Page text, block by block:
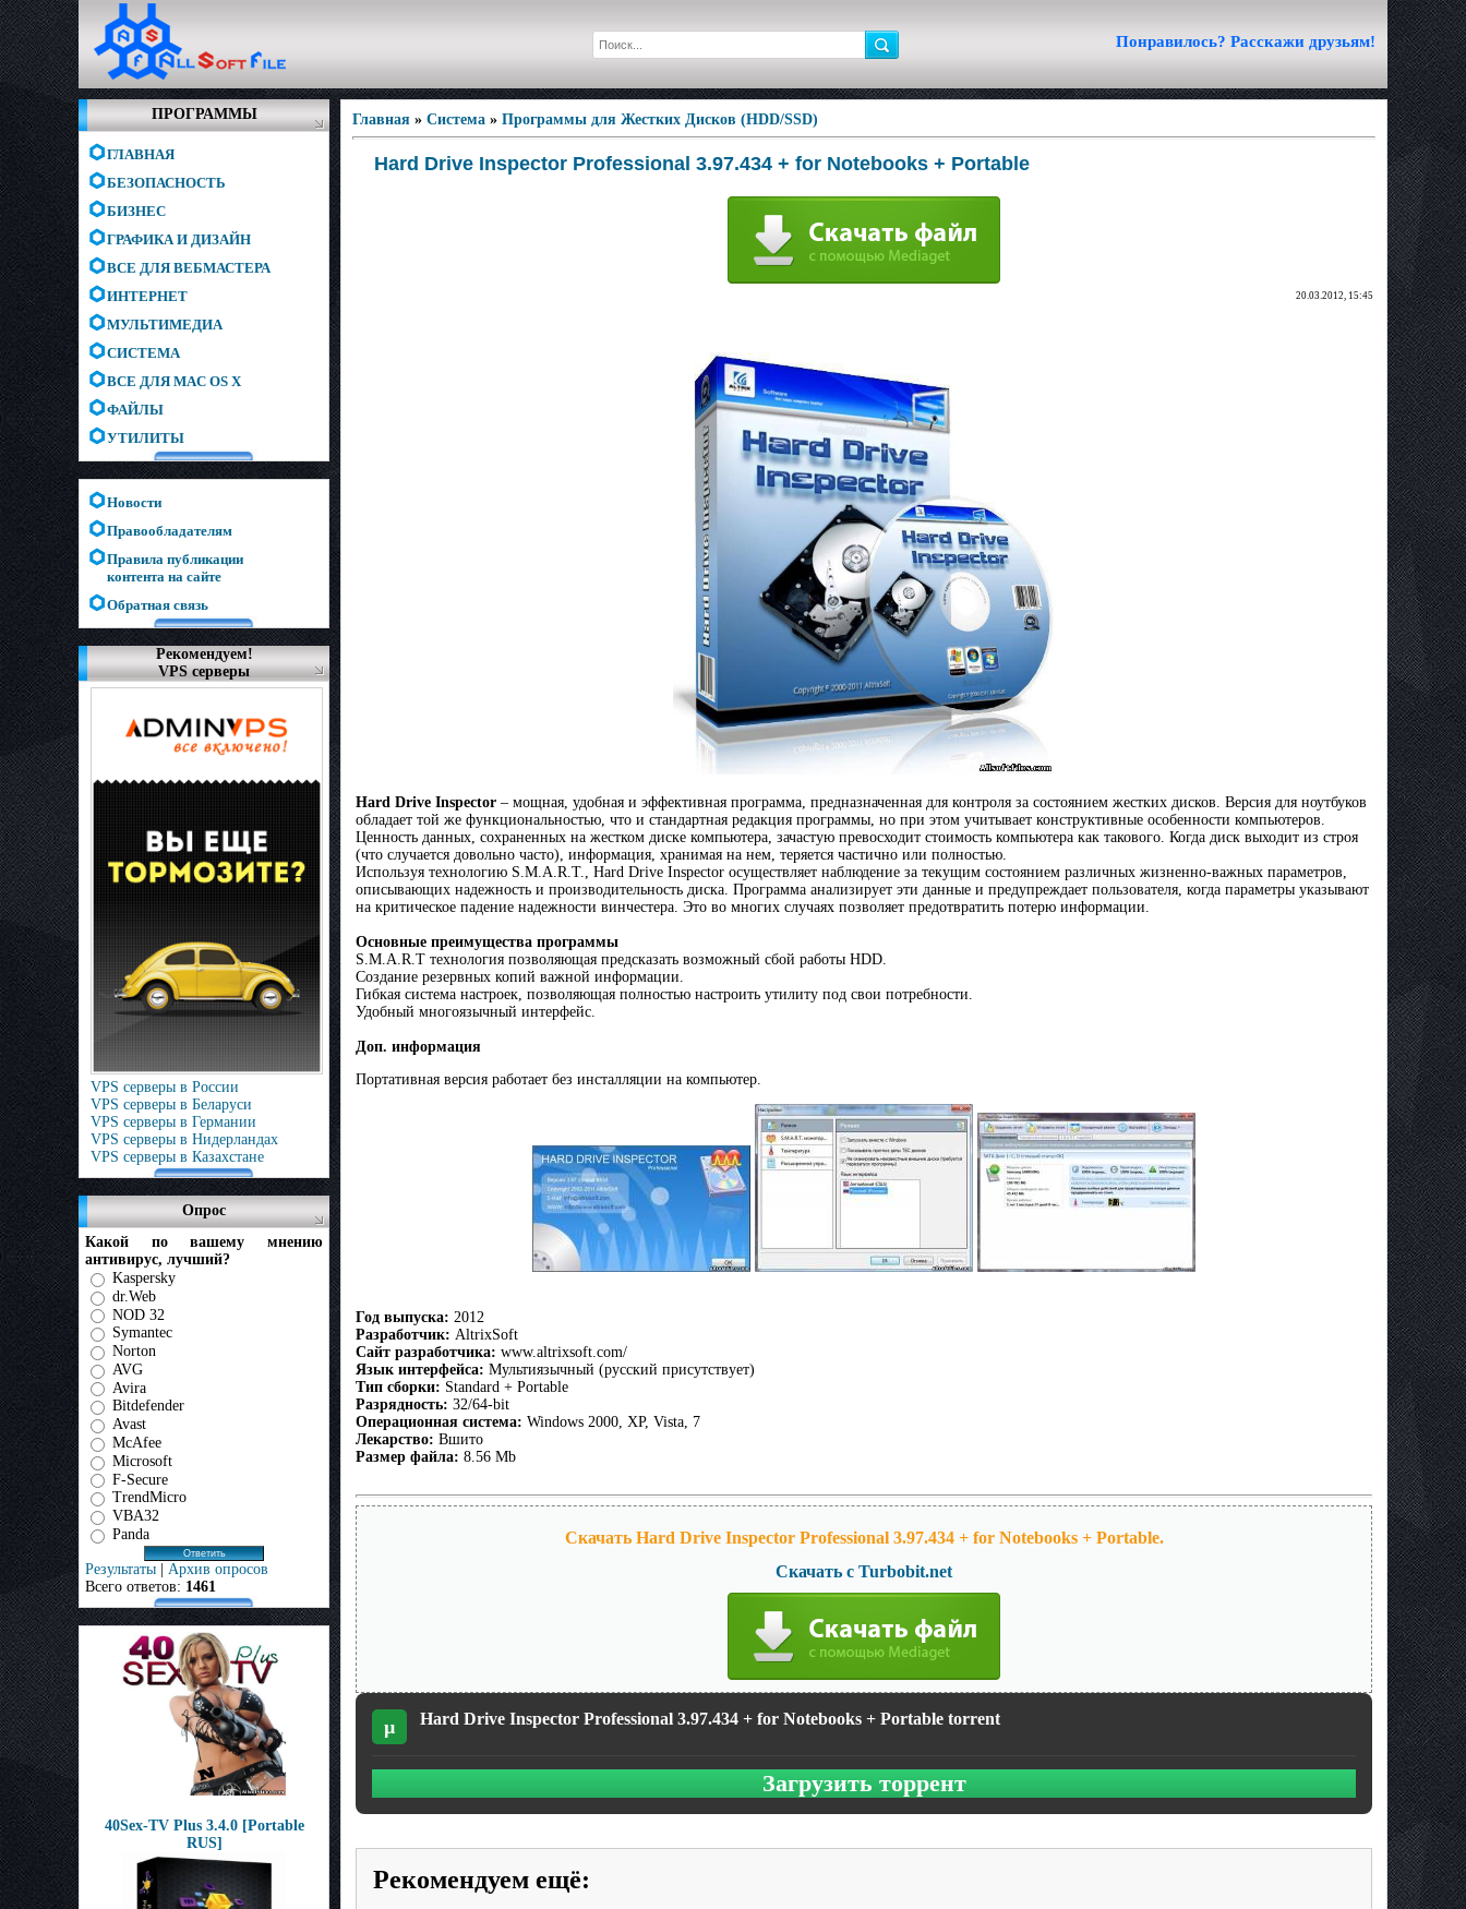
Понравилось? Расскажи друзьям!
ПРОГРАММЫ
ГЛАВНАЯ
БЕЗОПАСНОСТЬ
БИЗНЕС
ГРАФИКА И ДИЗАЙН
ВСЕ ДЛЯ ВЕБМАСТЕРА
ИНТЕРНЕТ
МУЛЬТИМЕДИА
СИСТЕМА
ВСЕ ДЛЯ MAC OS X
ФАЙЛЫ
УТИЛИТЫ
Новости
Правообладателям
Правила публикации
контента на сайте
Обратная связь
Рекомендуем!
VPS серверы
VPS серверы в России
VPS серверы в Беларуси
VPS серверы в Германии
VPS серверы в Нидерландах
VPS серверы в Казахстане
Опрос
Какой по вашему мнению
антивирус, лучший?
Kaspersky
dr.Web
NOD 32
Symantec
Norton
AVG
Avira
Bitdefender
Avast
McAfee
Microsoft
F-Secure
TrendMicro
VBA32
Panda
Результаты | Архив опросов
Всего ответов: 1461
40Sex-TV Plus 3.4.0 [Portable
RUS]
Главная » Система » Программы для Жестких Дисков (HDD/SSD)
Hard Drive Inspector Professional 3.97.434 + for Notebooks + Portable
20.03.2012, 15:45
Hard Drive Inspector – мощная, удобная и эффективная программа, предназначенная для контроля за состоянием жестких дисков. Версия для ноутбуков
обладает той же функциональностью, что и стандартная редакция программы, но при этом учитывает конструктивные особенности компьютеров.
Ценность данных, сохраненных на жестком диске компьютера, зачастую превосходит стоимость компьютера как такового. Когда диск выходит из строя
(что случается довольно часто), информация, хранимая на нем, теряется частично или полностью.
Используя технологию S.M.A.R.T., Hard Drive Inspector осуществляет наблюдение за текущим состоянием различных жизненно-важных параметров,
описывающих надежность и производительность диска. Программа анализирует эти данные и предупреждает пользователя, когда параметры указывают
на критическое падение надежности винчестера. Это во многих случаях позволяет предотвратить потерю информации.
Основные преимущества программы
S.M.A.R.T технология позволяющая предсказать возможный сбой работы HDD.
Создание резервных копий важной информации.
Гибкая система настроек, позволяющая полностью настроить утилиту под свои потребности.
Удобный многоязычный интерфейс.
Доп. информация
Портативная версия работает без инсталляции на компьютер.
Год выпуска: 2012
Разработчик: AltrixSoft
Сайт разработчика: www.altrixsoft.com/
Язык интерфейса: Мультиязычный (русский присутствует)
Тип сборки: Standard + Portable
Разрядность: 32/64-bit
Операционная система: Windows 2000, XP, Vista, 7
Лекарство: Вшито
Размер файла: 8.56 Mb
Скачать Hard Drive Inspector Professional 3.97.434 + for Notebooks + Portable.
Скачать с Turbobit.net
µ Hard Drive Inspector Professional 3.97.434 + for Notebooks + Portable torrent
Загрузить торрент
Рекомендуем ещё: